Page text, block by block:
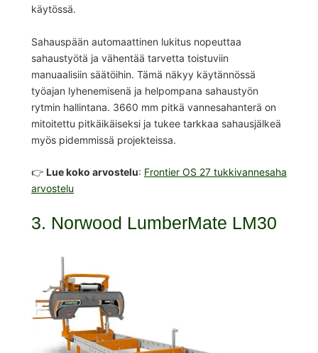
käytössä.
Sahauspään automaattinen lukitus nopeuttaa
sahaustyötä ja vähentää tarvetta toistuviin
manuaalisiin säätöihin. Tämä näkyy käytännössä
työajan lyhenemisenä ja helpompana sahaustyön
rytmin hallintana. 3660 mm pitkä vannesahanterä on
mitoitettu pitkäikäiseksi ja tukee tarkkaa sahausjälkeä
myös pidemmissä projekteissa.
👉 Lue koko arvostelu: Frontier OS 27 tukkivannesaha
arvostelu
3. Norwood LumberMate LM30